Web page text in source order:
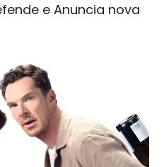
e Anuncia nova